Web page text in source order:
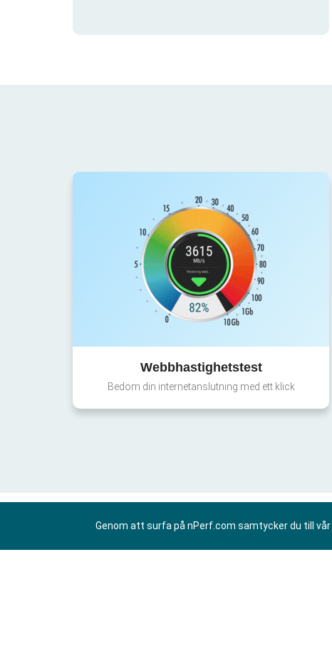
Webbhastighetstest
Bedöm din internetanslutning med ett klick
Genom att surfa på nPerf.com samtycker du till vår